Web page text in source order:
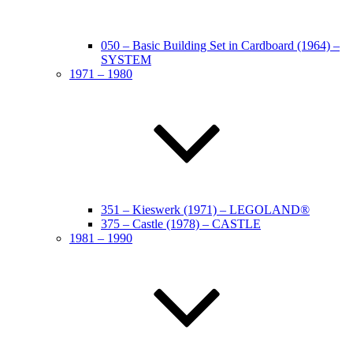
050 – Basic Building Set in Cardboard (1964) –
SYSTEM
1971 – 1980
351 – Kieswerk (1971) – LEGOLAND®
375 – Castle (1978) – CASTLE
1981 – 1990